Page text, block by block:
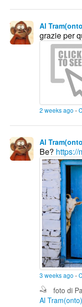
Al
grazie per
2 weeks ago -
Al
Be? https://
3 weeks ago -
foto di
Al Tram(onto)